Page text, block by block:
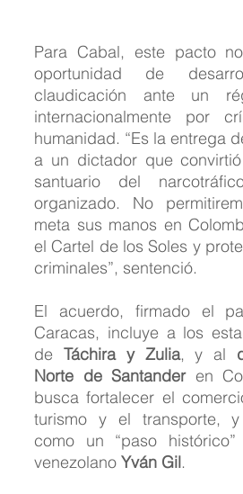
Para Cabal, este pacto
oportunidad de
claudicación ante un
internacionalmente por
humanidad. “Es la entrega
a un dictador que
santuario del
organizado. No
meta sus manos en
el Cartel de los Soles y
criminales”, sentenció.
El acuerdo, firmado el
Caracas, incluye a los
de Táchira y Zulia, y al
Norte de Santander en
busca fortalecer el
turismo y el transporte,
como un “paso
venezolano Yván Gil.